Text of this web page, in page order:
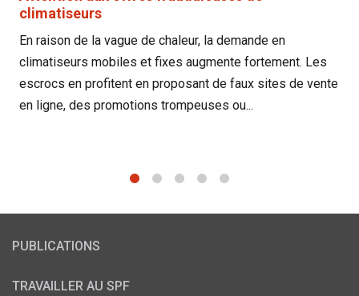
climatiseurs
En raison de la vague de chaleur, la demande en
climatiseurs mobiles et fixes augmente fortement. Les
escrocs en profitent en proposant de faux sites de vente
en ligne, des promotions trompeuses ou...
PUBLICATIONS
TRAVAILLER AU SPF